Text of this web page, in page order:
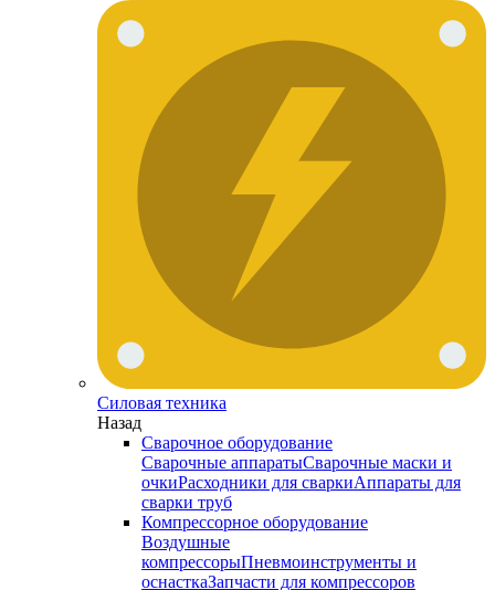
Силовая техника
Назад
Сварочное оборудование
Сварочные аппаратыСварочные маски и
очкиРасходники для сваркиАппараты для
сварки труб
Компрессорное оборудование
Воздушные
компрессорыПневмоинструменты и
оснасткаЗапчасти для компрессоров